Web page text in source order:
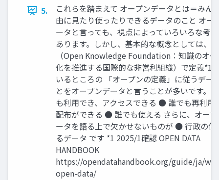
5.
これらを踏まえて オープンデータとは＝みん
由に見たり使ったりできるデータのこと オー
ータと言っても、視点によっていろいろな考
あります。しかし、基本的な概念としては、
（Open Knowledge Foundation：知識のオ
化を推進する国際的な非営利組織）で定義*1
いるところの 「オープンの定義」に従うデー
とをオープンデータと言うことが多いです。
も利用でき、アクセスできる ● 誰でも再利用
配布ができる ● 誰でも使える さらに、オー
ータを語る上で欠かせないものが ● 行政の保
るデータ です *1 2025/1確認 OPEN DATA
HANDBOOK
https://opendatahandbook.org/guide/ja/
open-data/